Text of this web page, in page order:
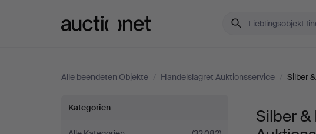
Alle beendeten Objekte / Handelslagret Auktionsservice / Silber
Silber
Kategorien
Silber